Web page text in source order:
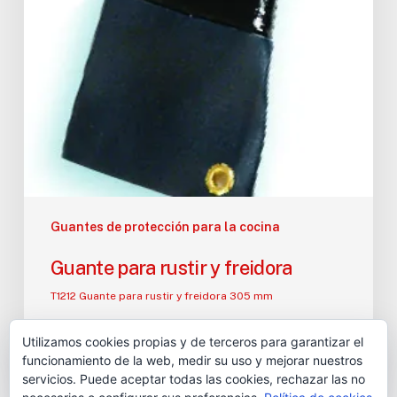
Guantes de protección para la cocina
Guante para rustir y freidora
T1212 Guante para rustir y freidora 305 mm
moldnpack
1 noviembre, 2013
Utilizamos cookies propias y de terceros para garantizar el
funcionamiento de la web, medir su uso y mejorar nuestros
servicios. Puede aceptar todas las cookies, rechazar las no